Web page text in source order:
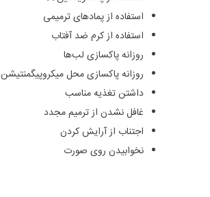
استفاده از پمادهای ترمیمی
استفاده از کرم ضد آفتاب
روزانه پاکسازی لب‌ها
روزانه پاکسازی محل میکروپیگمنتیشن
داشتن تغذیه مناسب
غافل نشدن از ترمیم مجدد
اجتناب از آرایش کردن
نخوابیدن روی صورت